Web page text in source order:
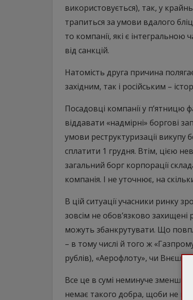
використовується), так, у
трапиться за умови вдалого
то компанії, які є
від санкцій.
Натомість друга причина
західним, так і російським –
Посадовці компанії у п’ятницю
віддавати «надмірні» боргові
умови реструктуризації викупу
сплатити 1 грудня. Втім, цією
загальний борг корпорації
компанія. І не уточнює, на
В цій ситуації учасники ринку
зовсім не обов’язково
можуть збанкрутувати. Що
– в тому числі й того ж
рублів), «Аерофлоту», чи
Все це в сумі неминуче
немає такого добра, щоби не